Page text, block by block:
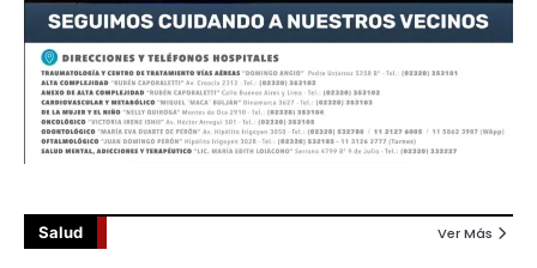
Salud Ver Más